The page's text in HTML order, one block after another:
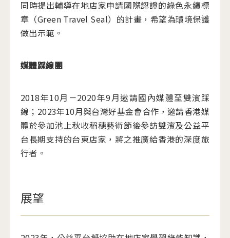
同時提出輔導在地店家申請國際認證的綠色永續標
章（Green Travel Seal）的計畫，希望為環境保護
做出示範。
媒體踩線團
2018年10月－2020年9月邀請國內媒體至雙濱踩
線；2023年10月與台灣好基金會合作，邀請香港媒
體於參加池上秋收稻穗藝術節後參訪雙濱及公益平
台長期支持的台東店家，將之推廣給香港的深度旅
行者。
展望